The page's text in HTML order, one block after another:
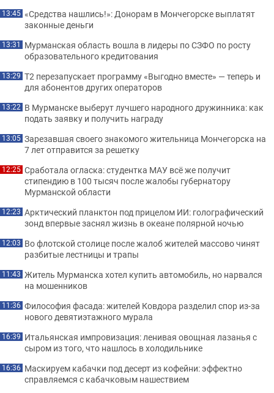
13:45 «Средства нашлись!»: Донорам в Мончегорске выплатят
законные деньги
13:31 Мурманская область вошла в лидеры по СЗФО по росту
образовательного кредитования
13:29 Т2 перезапускает программу «Выгодно вместе» — теперь и
для абонентов других операторов
13:22 В Мурманске выберут лучшего народного дружинника: как
подать заявку и получить награду
13:05 Зарезавшая своего знакомого жительница Мончегорска на
7 лет отправится за решетку
12:25 Сработала огласка: студентка МАУ всё же получит
стипендию в 100 тысяч после жалобы губернатору
Мурманской области
12:23 Арктический планктон под прицелом ИИ: голографический
зонд впервые заснял жизнь в океане полярной ночью
12:03 Во флотской столице после жалоб жителей массово чинят
разбитые лестницы и трапы
11:43 Житель Мурманска хотел купить автомобиль, но нарвался
на мошенников
11:36 Философия фасада: жителей Ковдора разделил спор из-за
нового девятиэтажного мурала
16:39 Итальянская импровизация: ленивая овощная лазанья с
сыром из того, что нашлось в холодильнике
16:36 Маскируем кабачки под десерт из кофейни: эффектно
справляемся с кабачковым нашествием